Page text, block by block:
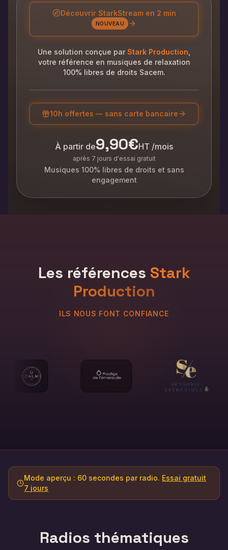
Découvrir StarkStream en 2 min
NOUVEAU
Une solution conçue par Stark Production
votre référence en musiques de relaxation
100% libres de droits Sacem.
10h offertes — sans carte bancaire
À partir de9,90€HT /mois
après 7 jours d'essai gratuit
Musiques 100% libres de droits et sans
engagement
Les références Stark
Production
ILS NOUS FONT CONFIANCE
Mode aperçu : 60 secondes par radio. Essai gratuit
7 jours
Radios thématiques